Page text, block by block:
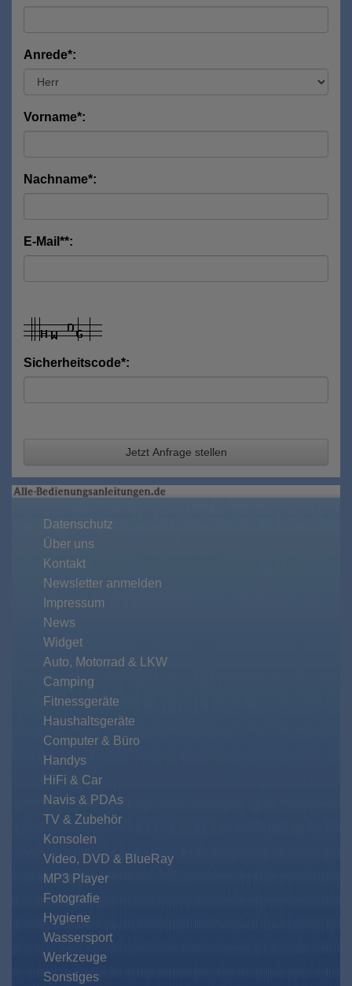
Anrede*:
Vorname*:
Nachname*:
E-Mail**:
Sicherheitscode*:
Jetzt Anfrage stellen
Datenschutz
Über uns
Kontakt
Newsletter anmelden
Impressum
News
Widget
Auto, Motorrad & LKW
Camping
Fitnessgeräte
Haushaltsgeräte
Computer & Büro
Handys
HiFi & Car
Navis & PDAs
TV & Zubehör
Konsolen
Video, DVD & BlueRay
MP3 Player
Fotografie
Hygiene
Wassersport
Werkzeuge
Sonstiges